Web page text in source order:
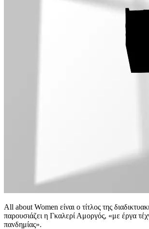
Αll about Women είναι ο τίτλος της
παρουσιάζει η Γκαλερί Αμοργός, «με έργα
πανδημίας».